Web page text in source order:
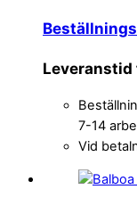
7-14
Vid